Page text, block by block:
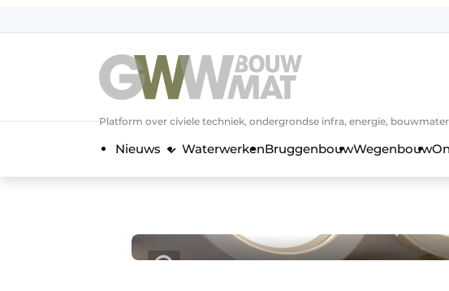
Platform over civiele techniek, ondergrondse infra, energie,
Nieuws WaterwerkenBruggenbouwWegenbouw